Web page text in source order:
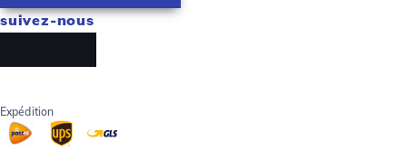
suivez-nous
Expédition